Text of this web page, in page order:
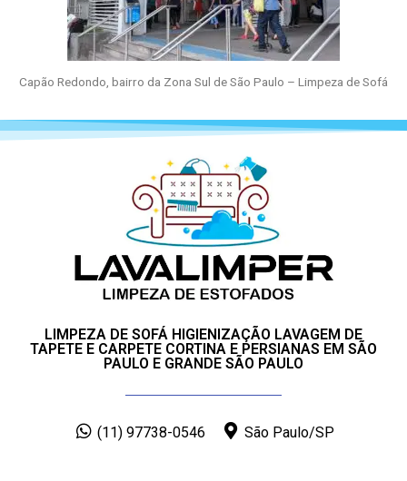
Capão Redondo, bairro da Zona Sul de São Paulo – Limpeza de Sofá
LIMPEZA DE SOFÁ HIGIENIZAÇÃO LAVAGEM DE
TAPETE E CARPETE CORTINA E PERSIANAS EM SÃO
PAULO E GRANDE SÃO PAULO
(11) 97738-0546 São Paulo/SP